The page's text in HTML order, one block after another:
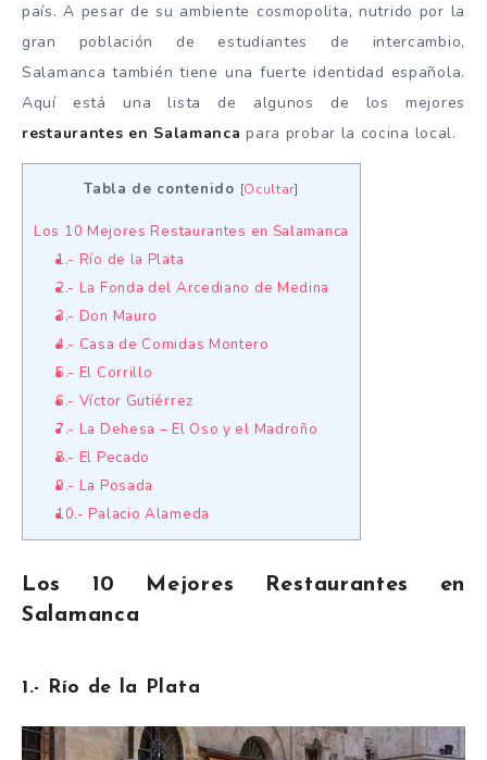
país. A pesar de su ambiente cosmopolita, nutrido por la
gran población de estudiantes de intercambio,
Salamanca también tiene una fuerte identidad española.
Aquí está una lista de algunos de los mejores
restaurantes en Salamanca para probar la cocina local.
Tabla de contenido [Ocultar]
Los 10 Mejores Restaurantes en Salamanca
1.- Río de la Plata
2.- La Fonda del Arcediano de Medina
3.- Don Mauro
4.- Casa de Comidas Montero
5.- El Corrillo
6.- Víctor Gutiérrez
7.- La Dehesa – El Oso y el Madroño
8.- El Pecado
9.- La Posada
10.- Palacio Alameda
Los 10 Mejores Restaurantes en
Salamanca
1.- Río de la Plata